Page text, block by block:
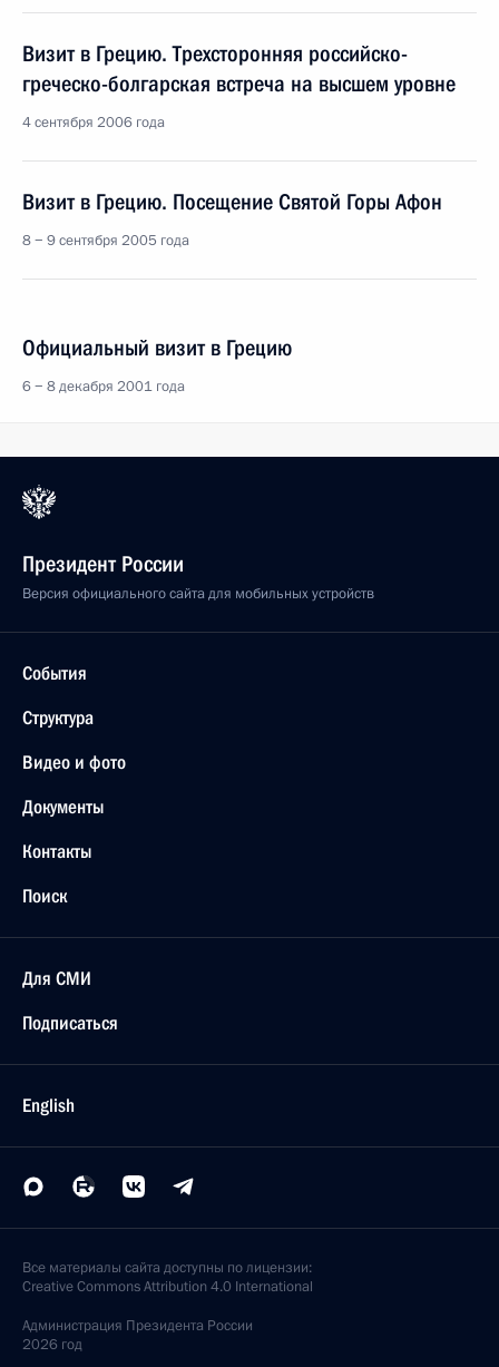
Визит в Грецию. Трехсторонняя российско-
греческо-болгарская встреча на высшем уровне
4 сентября 2006 года
Визит в Грецию. Посещение Святой Горы Афон
8 − 9 сентября 2005 года
Официальный визит в Грецию
6 − 8 декабря 2001 года
Президент России
Версия официального сайта для мобильных устройств
События
Структура
Видео и фото
Документы
Контакты
Поиск
Для СМИ
Подписаться
English
Все материалы сайта доступны по лицензии:
Creative Commons Attribution 4.0 International
Администрация Президента России
2026 год